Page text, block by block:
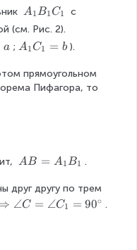
A
_
1
B
1
C
A1B1C1
с
(см. Рис. 2).
a ; A
1
C
A1C1 = b ).
прямоугольном
Пифагора, то
A
=
A
AB = A1B1 .
друг другу по трем
∠C = ∠C1 = 90∘ .